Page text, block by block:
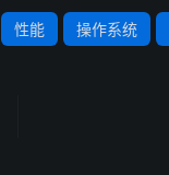
同类俄罗斯 VPS
性能 操作系统